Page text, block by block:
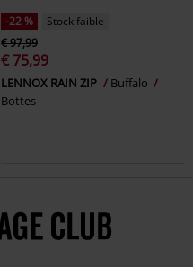
-22 %
Stock faible
€ 97,99
€ 75,99
LENNOX RAIN ZIP
Buffalo
Bottes